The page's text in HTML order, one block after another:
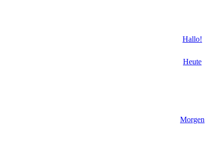
Hallo!
Heute
Morgen